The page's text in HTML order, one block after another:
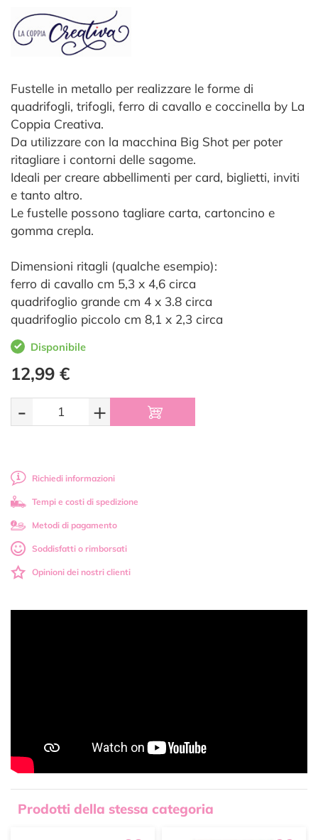
Fustelle in metallo per realizzare le forme di
quadrifogli, trifogli, ferro di cavallo e coccinella by La
Coppia Creativa.
Da utilizzare con la macchina Big Shot per poter
ritagliare i contorni delle sagome.
Ideali per creare abbellimenti per card, biglietti, inviti
e tanto altro.
Le fustelle possono tagliare carta, cartoncino e
gomma crepla.
Dimensioni ritagli (qualche esempio):
ferro di cavallo cm 5,3 x 4,6 circa
quadrifoglio grande cm 4 x 3.8 circa
quadrifoglio piccolo cm 8,1 x 2,3 circa
Disponibile
12,99 €
- +
Richiedi informazioni
Tempi e costi di spedizione
Metodi di pagamento
Soddisfatti o rimborsati
Opinioni dei nostri clienti
Prodotti della stessa categoria